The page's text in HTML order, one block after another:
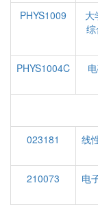
PHYS1009
大
PHYS1004C
023181
线
210073
电